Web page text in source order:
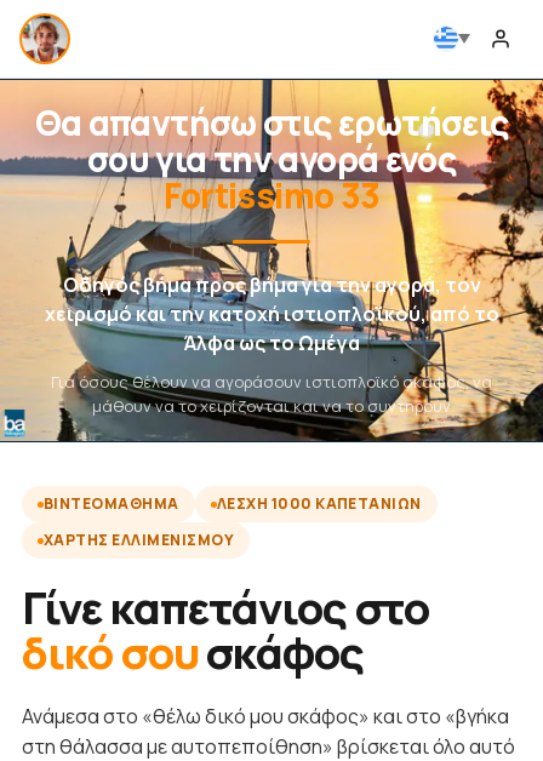
Θα απαντήσω στις ερωτήσεις
σου για την αγορά ενός
Fortissimo 33
Οδηγός βήμα προς βήμα για την αγορά, τον
χειρισμό και την κατοχή ιστιοπλοϊκού, από το
Άλφα ως το Ωμέγα
Για όσους θέλουν να αγοράσουν ιστιοπλοϊκό σκάφος, να
μάθουν να το χειρίζονται και να το συντηρούν
ΒΙΝΤΕΟΜΆΘΗΜΑ
ΛΈΣΧΗ 1000 ΚΑΠΕΤΆΝΙΩΝ
ΧΆΡΤΗΣ ΕΛΛΙΜΕΝΙΣΜΟΎ
Γίνε καπετάνιος στο
δικό σουσκάφος
Ανάμεσα στο «θέλω δικό μου σκάφος» και στο «βγήκα
στη θάλασσα με αυτοπεποίθηση» βρίσκεται όλο αυτό